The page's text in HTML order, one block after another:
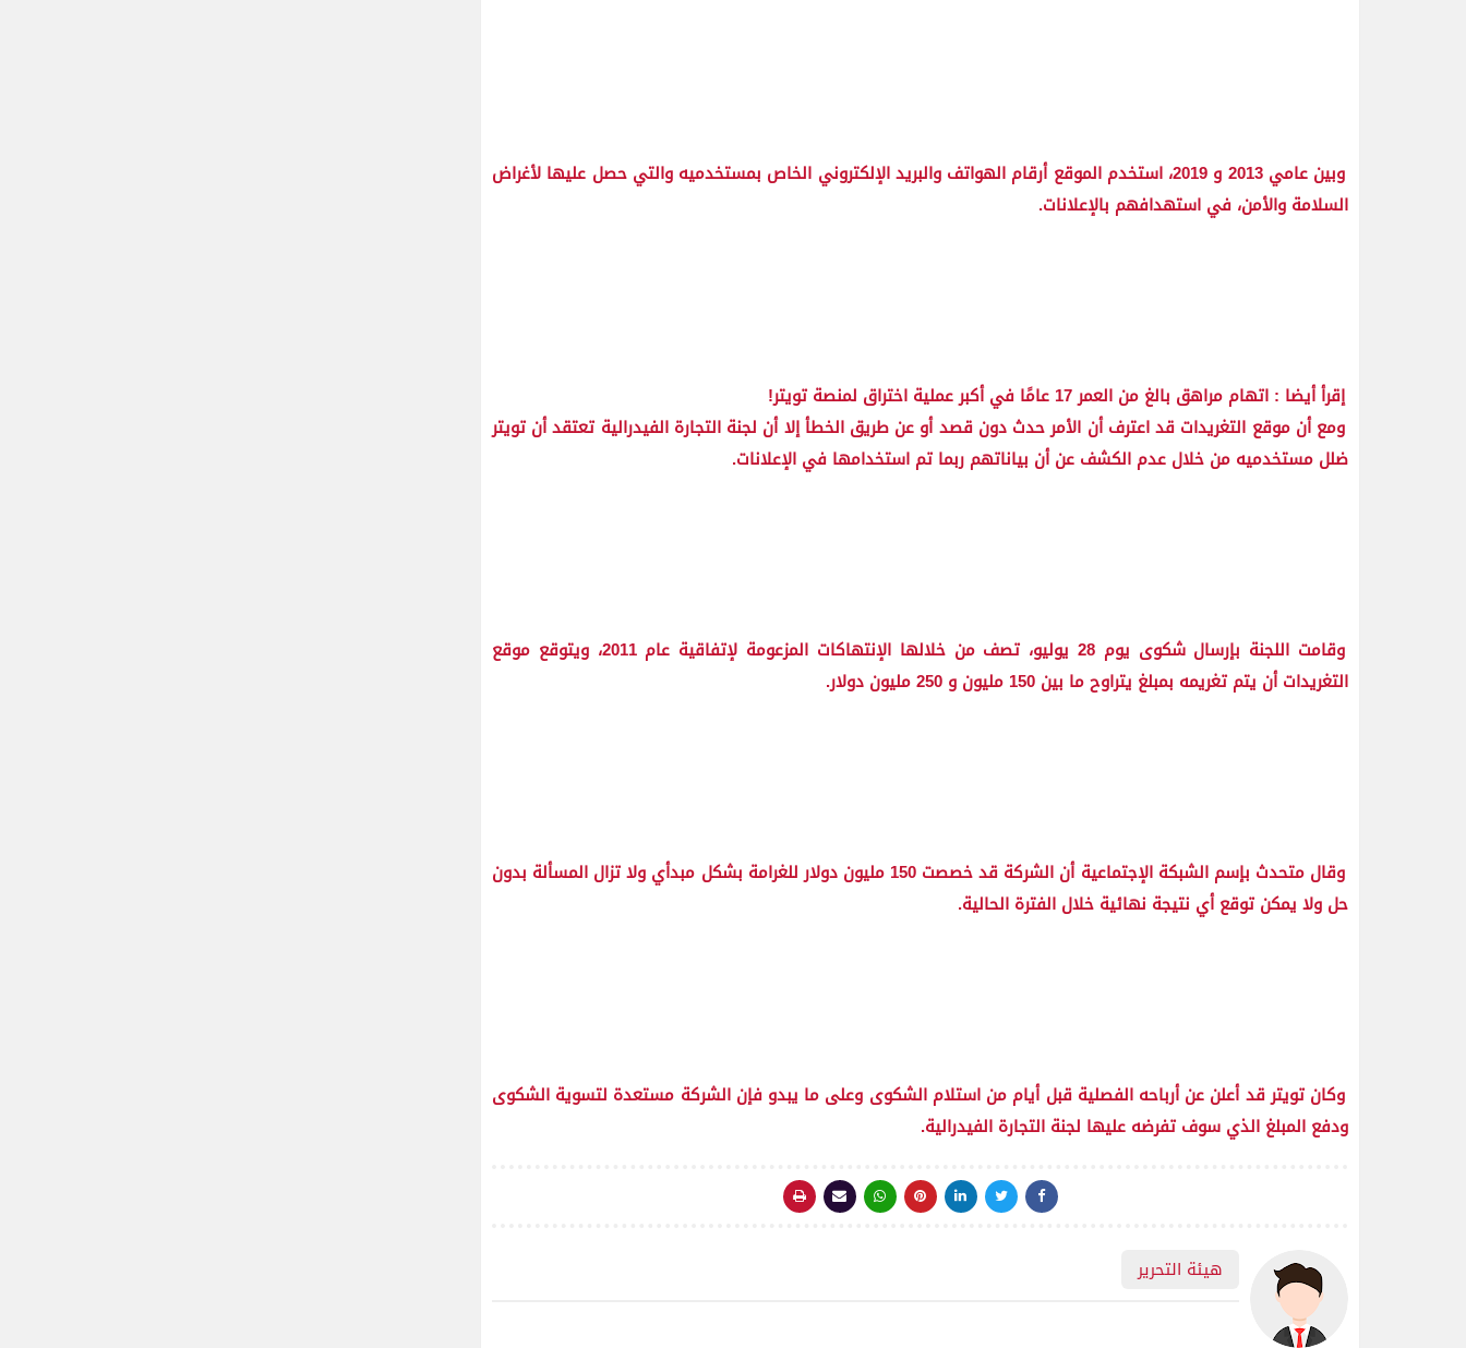
وبين عامي 2013 و 2019، استخدم الموقع أرقام الهواتف والبريد الإلكتروني الخاص بمستخدميه والتي حصل عليها لأغراض
السلامة والأمن، في استهدافهم بالإعلانات.
إقرأ أيضا : اتهام مراهق بالغ من العمر 17 عامًا في أكبر عملية اختراق لمنصة تويتر!
ومع أن موقع التغريدات قد اعترف أن الأمر حدث دون قصد أو عن طريق الخطأ إلا أن لجنة التجارة الفيدرالية تعتقد أن تويتر
ضلل مستخدميه من خلال عدم الكشف عن أن بياناتهم ربما تم استخدامها في الإعلانات.
وقامت اللجنة بإرسال شكوى يوم 28 يوليو، تصف من خلالها الإنتهاكات المزعومة لإتفاقية عام 2011، ويتوقع موقع
التغريدات أن يتم تغريمه بمبلغ يتراوح ما بين 150 مليون و 250 مليون دولار.
وقال متحدث بإسم الشبكة الإجتماعية أن الشركة قد خصصت 150 مليون دولار للغرامة بشكل مبدأي ولا تزال المسألة بدون
حل ولا يمكن توقع أي نتيجة نهائية خلال الفترة الحالية.
وكان تويتر قد أعلن عن أرباحه الفصلية قبل أيام من استلام الشكوى وعلى ما يبدو فإن الشركة مستعدة لتسوية الشكوى
ودفع المبلغ الذي سوف تفرضه عليها لجنة التجارة الفيدرالية.
هيئة التحرير